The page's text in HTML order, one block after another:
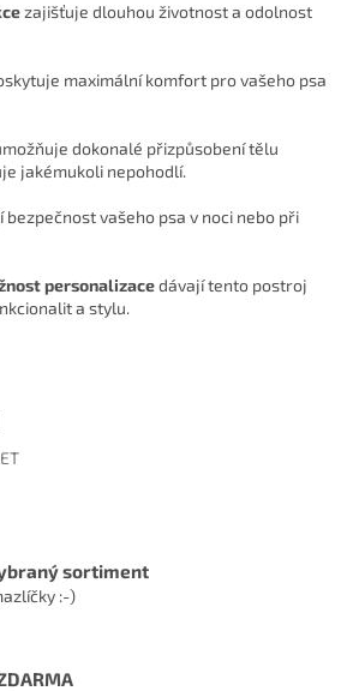
zajišťuje dlouhou životnost a odolnost
maximální komfort pro vašeho psa
dokonalé přizpůsobení tělu
jakémukoli nepohodlí.
bezpečnost vašeho psa v noci nebo při
personalizacedávají tento postroj
a stylu.
sortiment
:-)